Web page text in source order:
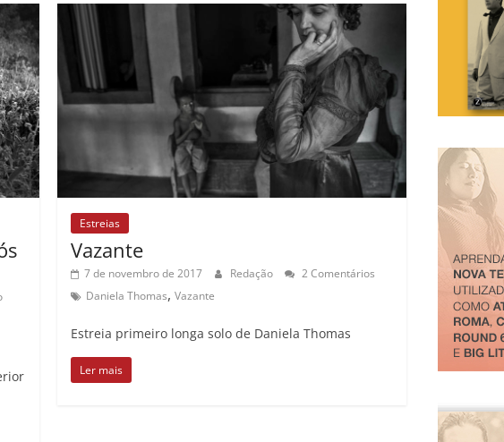
Estreias
Vazante
7 de novembro de 2017 Redação
2 Comentários
Daniela Thomas,Vazante
Estreia primeiro longa solo de Daniela Thomas
Ler mais